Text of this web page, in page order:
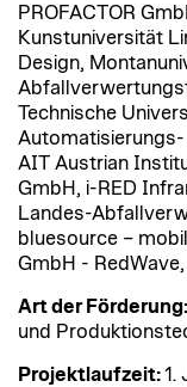
PROFACTOR
Kunstuniversität
Design,
Technische
AIT Austrian
GmbH​, i-RED
Landes-
bluesource –
GmbH -
Art der Förderung:
und
Projektlaufzeit:1.